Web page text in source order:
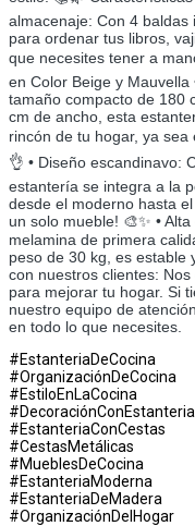
almacenaje: Con 4
para ordenar tus libros,
que necesites tener a
en Color Beige y Mauvella
tamaño compacto de 180
cm de ancho, esta
rincón de tu hogar, ya
👌 • Diseño escandinavo:
estantería se integra a la
desde el moderno hasta
un solo mueble! 🎨✨ •
melamina de primera
peso de 30 kg, es estable
con nuestros clientes:
para mejorar tu hogar. Si
nuestro equipo de
en todo lo que necesites.
#EstanteriaDeCocina
#OrganizaciónDeCocina
#EstiloEnLaCocina
#DecoraciónConEstanteria
#EstanteriaConCestas
#CestasMetálicas
#MueblesDeCocina
#EstanteriaModerna
#EstanteriaDeMadera
#OrganizaciónDelHogar